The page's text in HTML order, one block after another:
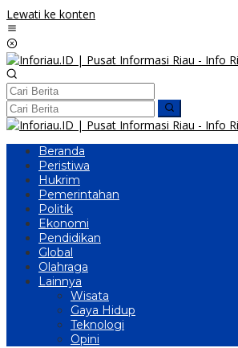
Lewati ke konten
Beranda
Peristiwa
Hukrim
Pemerintahan
Politik
Ekonomi
Pendidikan
Global
Olahraga
Lainnya
Wisata
Gaya Hidup
Teknologi
Opini